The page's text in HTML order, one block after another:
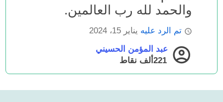
والحمد لله رب العالمين.
تم الرد عليه يناير 15، 2024
عبد المؤمن الحسيني
221ألف
نقاط